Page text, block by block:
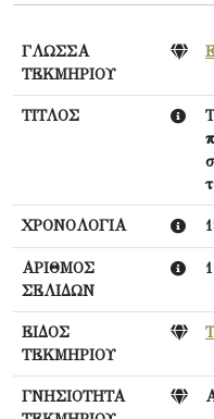
ΓΛΩΣΣΑ
ΤΕΚΜΗΡΙΟΥ
ΤΙΤΛΟΣ
ΧΡΟΝΟΛΟΓΙΑ
ΑΡΙΘΜΟΣ
ΣΕΛΙΔΩΝ
1
ΕΙΔΟΣ
ΤΕΚΜΗΡΙΟΥ
ΓΝΗΣΙΟΤΗΤΑ